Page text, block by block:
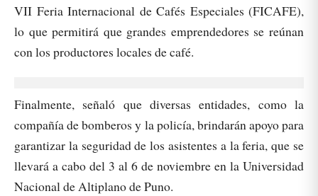
VII Feria Internacional de Cafés Especiales (FICAFE),
lo que permitirá que grandes emprendedores se reúnan
con los productores locales de café.
Finalmente, señaló que diversas entidades, como la
compañía de bomberos y la policía, brindarán apoyo para
garantizar la seguridad de los asistentes a la feria, que se
llevará a cabo del 3 al 6 de noviembre en la Universidad
Nacional de Altiplano de Puno.